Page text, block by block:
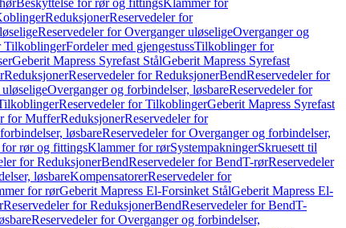
Beskyttelse for rør og fittingsKlammer for
ReduksjonerReservedeler for
Reservedeler for Overganger uløseligeOverganger og
TilkoblingerFordeler med gjengestussTilkoblinger for
Geberit Mapress Syrefast StålGeberit Mapress Syrefast
ReduksjonerReservedeler for ReduksjonerBendReservedeler for
Overganger og forbindelser, løsbareReservedeler for
Reservedeler for TilkoblingerGeberit Mapress Syrefast
for MufferReduksjonerReservedeler for
løsbareReservedeler for Overganger og forbindelser,
rør og fittingsKlammer for rørSystempakningerSkruesett til
for ReduksjonerBendReservedeler for BendT-rørReservedeler
løsbareKompensatorerReservedeler for
for rørGeberit Mapress El-Forsinket StålGeberit Mapress El-
Reservedeler for ReduksjonerBendReservedeler for BendT-
Reservedeler for Overganger og forbindelser,